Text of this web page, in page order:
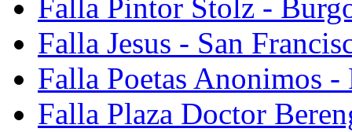
Falla Pintor Stolz -
Falla Jesus - San
Falla Poetas Anonimos
Falla Plaza Doctor